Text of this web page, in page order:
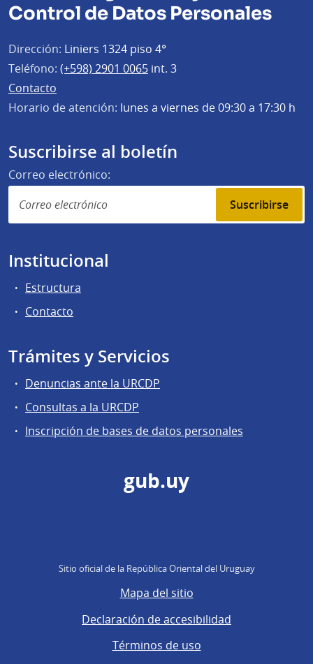
Control de Datos Personales
Dirección: Liniers 1324 piso 4°
Teléfono: (+598) 2901 0065 int. 3
Contacto
Horario de atención: lunes a viernes de 09:30 a 17:30 h
Suscribirse al boletín
Correo electrónico:
Suscribirse
Institucional
Estructura
Contacto
Trámites y Servicios
Denuncias ante la URCDP
Consultas a la URCDP
Inscripción de bases de datos personales
gub.uy
Sitio oficial de la República Oriental del Uruguay
Mapa del sitio
Declaración de accesibilidad
Términos de uso